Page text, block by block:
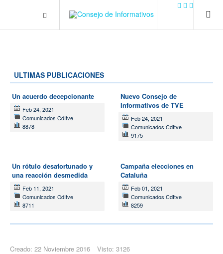
url('../../images/contact.png') 0 0 no-repeat; color: #eaeaea; padding:
ULTIMAS PUBLICACIONES
Un acuerdo decepcionante
Feb 24, 2021
Comunicados CdItve
8878
Nuevo Consejo de
Informativos de TVE
Feb 24, 2021
Comunicados CdItve
9175
Un rótulo desafortunado y
una reacción desmedida
Feb 11, 2021
Comunicados CdItve
8711
Campaña elecciones en
Cataluña
Feb 01, 2021
Comunicados CdItve
8259
Creado: 22 Noviembre 2016 Visto: 3126